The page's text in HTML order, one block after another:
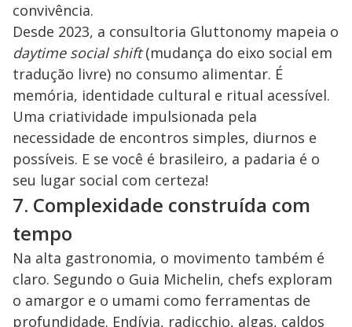
convivência.
Desde 2023, a consultoria Gluttonomy mapeia o
daytime social shift(mudança do eixo social em
tradução livre) no consumo alimentar. É
memória, identidade cultural e ritual acessível.
Uma criatividade impulsionada pela
necessidade de encontros simples, diurnos e
possíveis. E se você é brasileiro, a padaria é o
seu lugar social com certeza!
7. Complexidade construída com
tempo
Na alta gastronomia, o movimento também é
claro. Segundo o Guia Michelin, chefs exploram
o amargor e o umami como ferramentas de
profundidade. Endívia, radicchio, algas, caldos